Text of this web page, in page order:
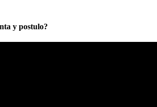
y postulo?